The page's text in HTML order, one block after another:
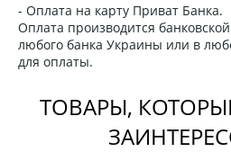
- Оплата на карту Приват Банка.
Оплата производится
любого банка Украины или в
для оплаты.
ТОВАРЫ,